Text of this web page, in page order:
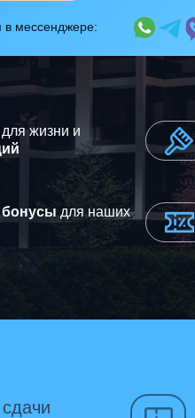
мессенджере:
жизни и
бонусы для наших